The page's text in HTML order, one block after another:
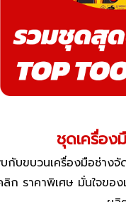
ชุดเครื่อง
กับขบวนเครื่องมือช่าง
ก ราคาพิเศษ มั่นใจขอ